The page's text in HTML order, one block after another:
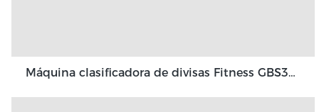
Máquina clasificadora de divisas Fitness GBS3500